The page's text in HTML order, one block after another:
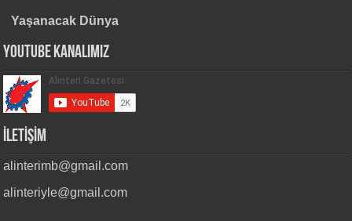
Yaşanacak Dünya
Youtube Kanalımız
İLETİŞİM
alinterimb@gmail.com
alinteriyle@gmail.com